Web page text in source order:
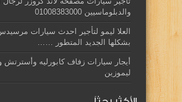
والدبلوماسيين 01008383000
بشكلها الجديد المتطور ……
أيجار سيارات زفاف كابورليه وأسترتش
ليموزين